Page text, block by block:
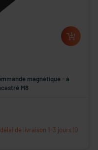
magnétique - à
M8
de livraison 1-3 jours (0